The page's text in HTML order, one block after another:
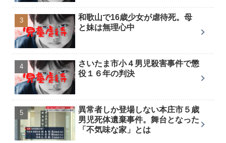
和歌山で16歳少女が虐待死。母
と妹は無理心中
さいたま市小４男児殺害事件で懲
役１６年の判決
異常者しか登場しない本庄市５歳
男児死体遺棄事件。舞台となった
「不気味な家」とは